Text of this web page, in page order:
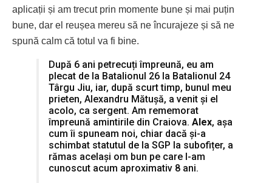
aplicații și am trecut prin momente bune și mai puțin
bune, dar el reușea mereu să ne încurajeze și să ne
spună calm că totul va fi bine.
După 6 ani petrecuți împreună, eu am
plecat de la Batalionul 26 la Batalionul 24
Târgu Jiu, iar, după scurt timp, bunul meu
prieten, Alexandru Mătușă, a venit și el
acolo, ca sergent. Am rememorat
împreună amintirile din Craiova. Alex, așa
cum îi spuneam noi, chiar dacă și-a
schimbat statutul de la SGP la subofițer, a
rămas același om bun pe care l-am
cunoscut acum aproximativ 8 ani.